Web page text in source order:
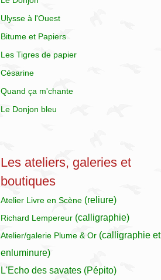
Ulysse à l'Ouest
Bitume et Papiers
Les Tigres de papier
Césarine
Quand ça m'chante
Le Donjon bleu
Les ateliers, galeries et
boutiques
Atelier Livre en Scène (reliure)
Richard Lempereur (calligraphie)
Atelier/galerie Plume & Or (calligraphie et
enluminure)
L'Echo des savates (Pépito)